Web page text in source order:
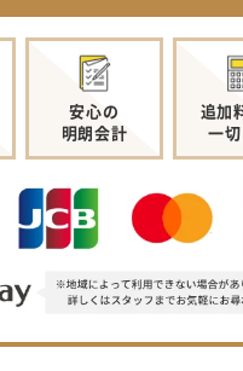
安心の
明朗会計
追加
一